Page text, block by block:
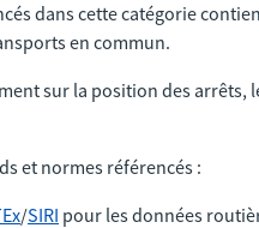
dans cette catégorie
en commun.
sur la position des arrêts,
et normes référencés :
/SIRI pour les données